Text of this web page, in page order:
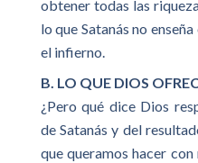
obtener todas las
lo que Satanás no
el infierno.
B. LO QUE DIOS
¿Pero qué dice Dios
de Satanás y del
que queramos hacer con